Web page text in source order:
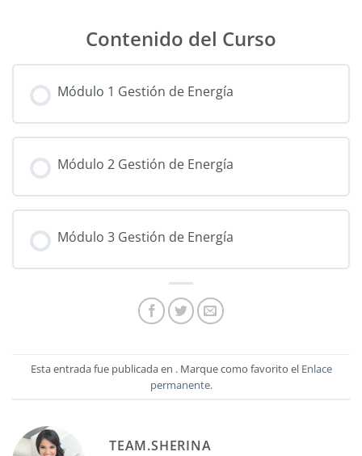
Contenido del Curso
Módulo 1 Gestión de Energía
Módulo 2 Gestión de Energía
Módulo 3 Gestión de Energía
Esta entrada fue publicada en . Marque como favorito el Enlace
permanente.
TEAM.SHERINA